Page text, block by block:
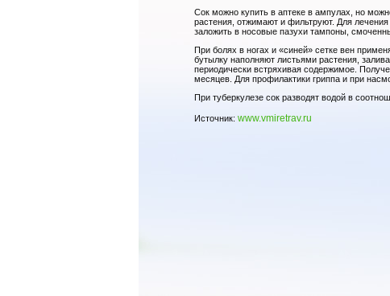
Сок можно купить в аптеке в ампулах, но
растения, отжимают и фильтруют. Для
заложить в носовые пазухи тампоны,
При болях в ногах и «синей» сетке вен
бутылку наполняют листьями растения,
периодически встряхивая содержимое.
месяцев. Для профилактики гриппа и при
При туберкулезе сок разводят водой в
Источник: www.vmiretrav.ru